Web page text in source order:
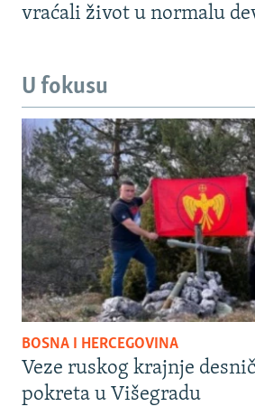
vraćali život u normalu
U fokusu
BOSNA I HERCEGOVINA
Veze ruskog krajnje
pokreta u Višegradu